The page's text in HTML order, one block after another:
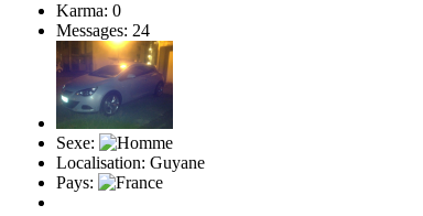
Karma: 0
Messages: 24
Sexe:
Localisation: Guyane
Pays: